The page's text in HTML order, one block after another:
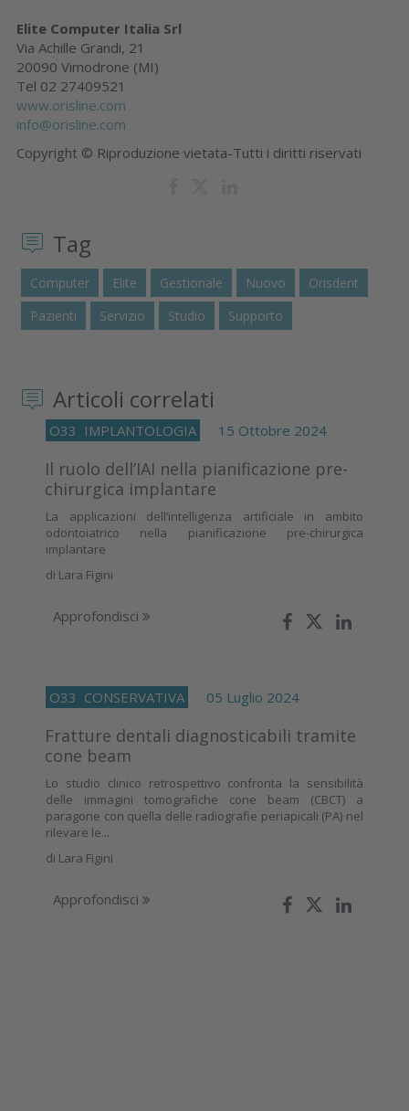
Elite Computer Italia Srl
Via Achille Grandi, 21
20090 Vimodrone (MI)
Tel 02 27409521
www.orisline.com
info@orisline.com
Copyright © Riproduzione vietata-Tutti i diritti riservati
Tag
Computer Elite Gestionale Nuovo
Orisdent
Pazienti
Servizio Studio Supporto
Articoli correlati
O33 IMPLANTOLOGIA 15 Ottobre 2024
Il ruolo dell’IAI nella pianificazione pre-
chirurgica implantare
La applicazioni dell’intelligenza artificiale in ambito
odontoiatrico nella pianificazione pre-chirurgica
implantare
di Lara Figini
Approfondisci
O33 CONSERVATIVA 05 Luglio 2024
Fratture dentali diagnosticabili tramite
cone beam
Lo studio clinico retrospettivo confronta la sensibilità
delle immagini tomografiche cone beam (CBCT) a
paragone con quella delle radiografie periapicali (PA) nel
rilevare le...
di Lara Figini
Approfondisci